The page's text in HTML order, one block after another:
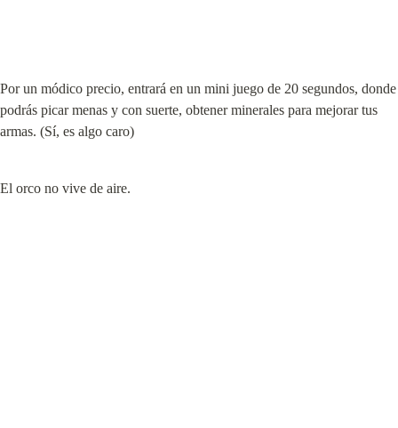
Por un módico precio, entrará en un mini juego de 20 segundos, donde
podrás picar menas y con suerte, obtener minerales para mejorar tus
armas. (Sí, es algo caro)
El orco no vive de aire.